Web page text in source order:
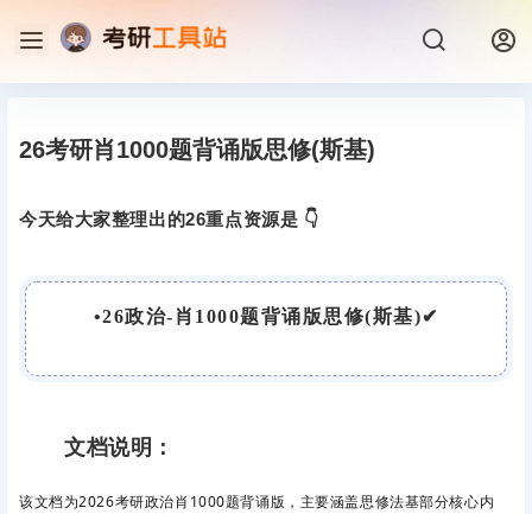
26考研肖1000题背诵版思修(斯基)
今天给大家整理出的26重点资源是 👇
•26政治-肖1000题背诵版思修(斯基)✔
文档说明：
该文档为2026考研政治肖1000题背诵版，主要涵盖思修法基部分核心内